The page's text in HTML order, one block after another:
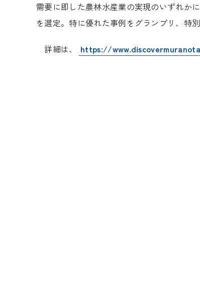
需要に即した農林水産業の実現のいずれか
を選定。特に優れた事例をグランプリ、特
詳細は、 https://